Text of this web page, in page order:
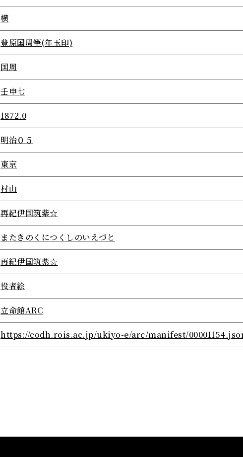
横
豊原国周筆(年玉印)
国周
壬申七
1872.0
明治０５
東京
村山
再紀伊国筑紫☆
またきのくにつくしのいえづと
再紀伊国筑紫☆
役者絵
立命館ARC
https://codh.rois.ac.jp/ukiyo-e/arc/manifest/